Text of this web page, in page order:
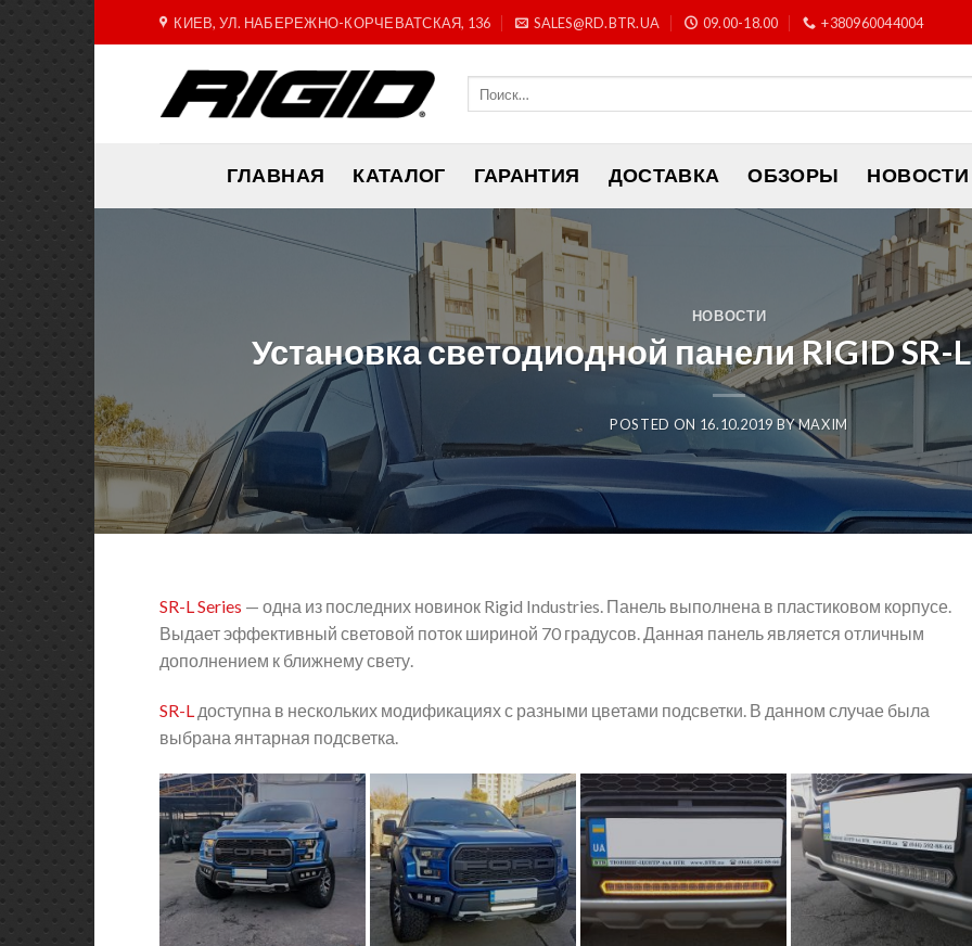
to
КИЕВ, УЛ. НАБЕРЕЖНО-КОРЧЕВАТСКАЯ, 136 SALES@RD.BTR.UA 09.00-18.00 +380960044004
ГЛАВНАЯ КАТАЛОГ ГАРАНТИЯ ДОСТАВКА ОБЗОРЫ НОВОСТИ
НОВОСТИ
Установка светодиодной панели RIGID SR-
POSTED ON 16.10.2019 BYMAXIM
SR-L Series — одна из последних новинок Rigid Industries. Панель выполнена в пластиковом корпусе.
Выдает эффективный световой поток шириной 70 градусов. Данная панель является отличным
дополнением к ближнему свету.
SR-L доступна в нескольких модификациях с разными цветами подсветки. В данном случае была
выбрана янтарная подсветка.